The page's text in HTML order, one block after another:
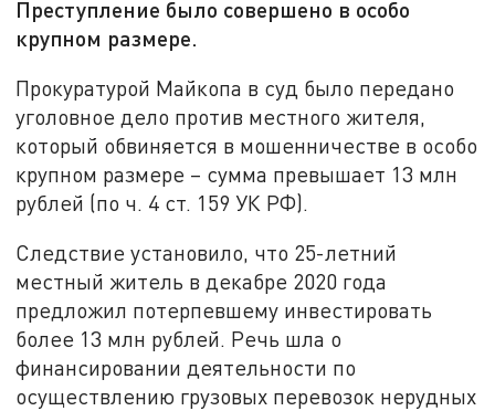
Преступление было совершено в особо
крупном размере.
Прокуратурой Майкопа в суд было передано
уголовное дело против местного жителя,
который обвиняется в мошенничестве в особо
крупном размере – сумма превышает 13 млн
рублей (по ч. 4 ст. 159 УК РФ).
Следствие установило, что 25-летний
местный житель в декабре 2020 года
предложил потерпевшему инвестировать
более 13 млн рублей. Речь шла о
финансировании деятельности по
осуществлению грузовых перевозок нерудных